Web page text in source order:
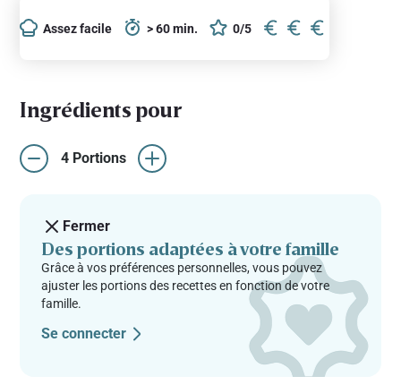
Assez facile > 60 min. 0/5
Ingrédients pour
4 Portions
Fermer
Des portions adaptées à votre famille
Grâce à vos préférences personnelles, vous pouvez
ajuster les portions des recettes en fonction de votre
famille.
Se connecter